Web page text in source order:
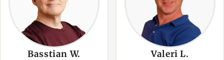
Basstian W.
Valeri L.